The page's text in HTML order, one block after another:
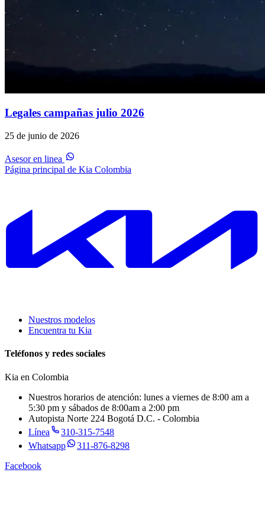
Legales campañas julio 2026
25 de junio de 2026
Asesor en linea
Página principal de Kia Colombia
Nuestros modelos
Encuentra tu Kia
Teléfonos y redes sociales
Kia en Colombia
Nuestros horarios de atención: lunes a viernes de 8:00 am a
5:30 pm y sábados de 8:00am a 2:00 pm
Autopista Norte 224 Bogotá D.C. - Colombia
Línea
310-315-7548
Whatsapp
311-876-8298
Facebook